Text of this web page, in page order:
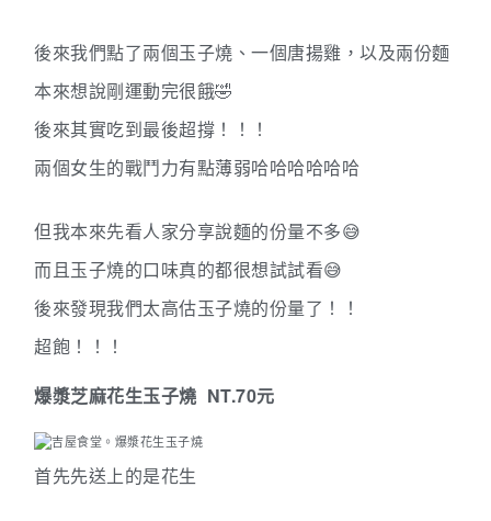
後來我們點了兩個玉子燒、一個唐揚雞，以及兩份麵
本來想說剛運動完很餓🤣
後來其實吃到最後超撐！！！
兩個女生的戰鬥力有點薄弱哈哈哈哈哈哈
但我本來先看人家分享說麵的份量不多😅
而且玉子燒的口味真的都很想試試看😅
後來發現我們太高估玉子燒的份量了！！
超飽！！！
爆漿芝麻花生玉子燒 NT.70元
首先先送上的是花生